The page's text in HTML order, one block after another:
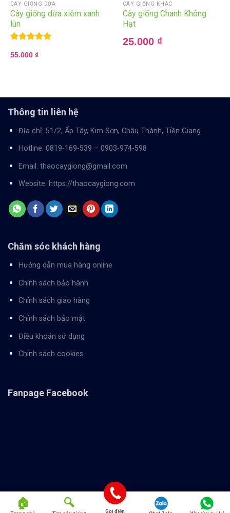
CÂY GIỐNG DỪA
Cây giống dừa xiêm xanh
lùn
out of 5
55.000 ₫
CÂY GIỐNG KHÁC
Cây giống Chanh Không
Hạt
25.000 ₫
Thông tin liên hệ
Địa chỉ: 51/2, Ấp Tây, Kim Sơn, Châu Thành, Tiền Giang
Hotline: 0819-169-539 – 0903-974-598
Email: thaocaygiong@gmail.com
Website: https://thaocaygiong.com
Chăm sóc khách hàng
Hướng dẫn mua hàng online
Chính sách bảo hành
Chính sách giao hàng
Chính sách bảo mật
Điều khoản sử dụng
Chính sách cookies
Fanpage Facebook
Gọi điện